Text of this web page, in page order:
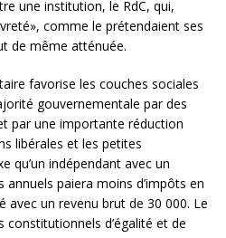
une institution, le RdC, qui,
comme le prétendaient ses
de même atténuée.
favorise les couches sociales
gouvernementale par des
par une importante réduction
libérales et les petites
qu’un indépendant avec un
paiera moins d’impôts en
avec un revenu brut de 30 000. Le
d’égalité et de